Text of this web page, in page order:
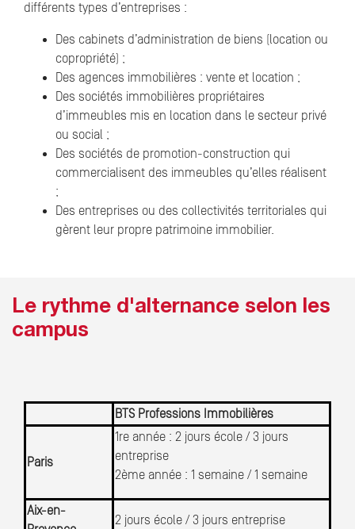
différents types d’entreprises :
Des cabinets d’administration de biens (location ou
copropriété) ;
Des agences immobilières : vente et location ;
Des sociétés immobilières propriétaires
d’immeubles mis en location dans le secteur privé
ou social ;
Des sociétés de promotion-construction qui
commercialisent des immeubles qu’elles réalisent
;
Des entreprises ou des collectivités territoriales qui
gèrent leur propre patrimoine immobilier.
Le rythme d'alternance selon les
campus
BTS Professions Immobilières
Paris
1re année : 2 jours école / 3 jours
entreprise
2ème année : 1 semaine / 1 semaine
Aix-en-
2 jours école / 3 jours entreprise